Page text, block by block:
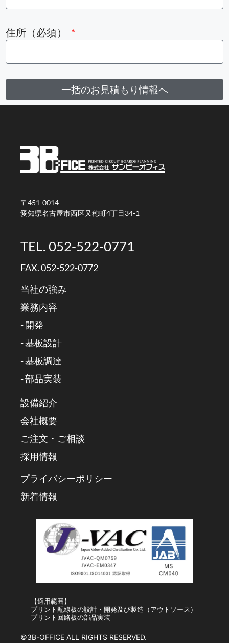
住所（必須）
一括のお見積もり情報へ
〒451-0014
愛知県名古屋市西区又穂町4丁目34-1
TEL. 052-522-0771
FAX. 052-522-0772
当社の強み
業務内容
- 開発
- 基板設計
- 基板調達
- 部品実装
設備紹介
会社概要
ご注文・ご相談
採用情報
プライバシーポリシー
新着情報
【適用範囲】
プリント配線板の設計・開発及び製造（アウトソース）
プリント回路板の部品実装
©3B-OFFICE ALL RIGHTS RESERVED.